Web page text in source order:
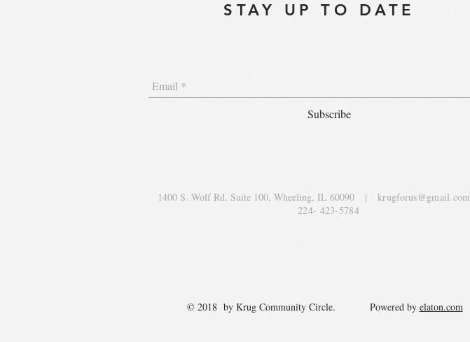
STAY UP TO DATE
Subscribe
1400 S. Wolf Rd. Suite 100, Wheeling, IL 60090 |krugforus@gmail.com
224- 423-5784
© 2018 by Krug Community Circle. Powered by elaton.com